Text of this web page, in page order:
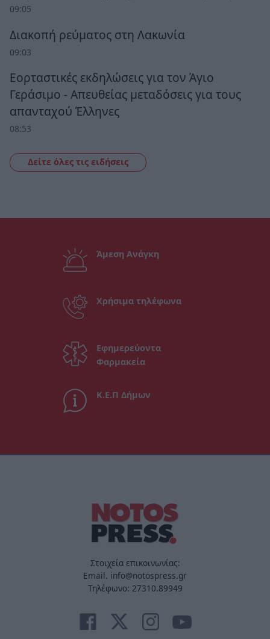
09:05
Διακοπή ρεύματος στη Λακωνία
09:03
Εορταστικές εκδηλώσεις για τον Άγιο
Γεράσιμο - Απευθείας μεταδόσεις για τους
απανταχού Έλληνες
08:53
Δείτε όλες τις ειδήσεις
Άμεση Ανάγκη
Χρήσιμα τηλέφωνα
Εφημερεύοντα
Φαρμακεία
Κ.Ε.Π Δήμων
Στοιχεία επικοινωνίας:
Email. info@notospress.gr
Τηλέφωνο: 27310.89949